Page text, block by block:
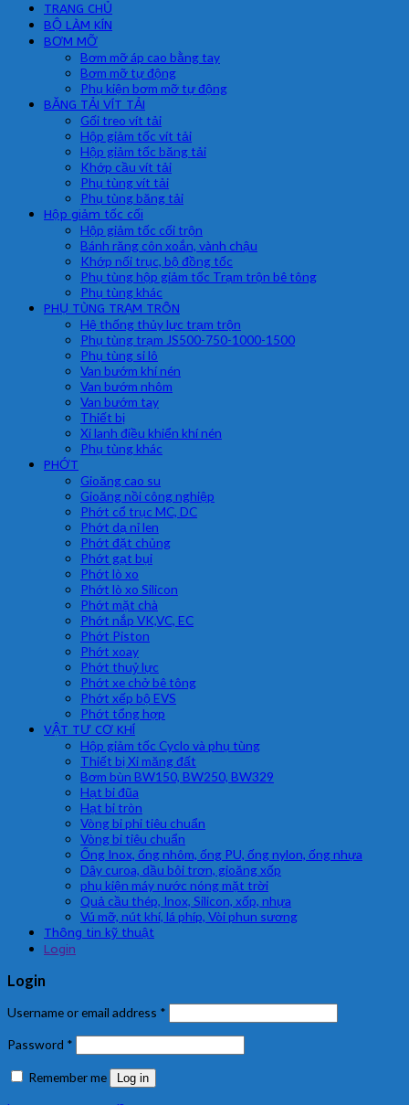
TRANG CHỦ
BỘ LÀM KÍN
BƠM MỠ
Bơm mỡ áp cao bằng tay
Bơm mỡ tự động
Phụ kiện bơm mỡ tự động
BĂNG TẢI VÍT TẢI
Gối treo vít tải
Hộp giảm tốc vít tải
Hộp giảm tốc băng tải
Khớp cầu vít tải
Phụ tùng vít tải
Phụ tùng băng tải
Hộp giảm tốc cối
Hộp giảm tốc cối trộn
Bánh răng côn xoắn, vành chậu
Khớp nối trục, bộ đồng tốc
Phụ tùng hộp giảm tốc Trạm trộn bê tông
Phụ tùng khác
PHỤ TÙNG TRẠM TRÔN
Hệ thống thủy lực trạm trộn
Phụ tùng trạm JS500-750-1000-1500
Phụ tùng si lô
Van bướm khí nén
Van bướm nhôm
Van bướm tay
Thiết bị
Xi lanh điều khiển khí nén
Phụ tùng khác
PHỚT
Gioăng cao su
Gioăng nồi công nghiệp
Phớt cổ trục MC, DC
Phớt dạ nỉ len
Phớt đặt chủng
Phớt gạt bụi
Phớt lò xo
Phớt lò xo Silicon
Phớt mặt chà
Phớt nắp VK,VC, EC
Phớt Piston
Phớt xoay
Phớt thuỷ lực
Phớt xe chở bê tông
Phớt xếp bộ EVS
Phớt tổng hợp
VẬT TƯ CƠ KHÍ
Hộp giảm tốc Cyclo và phụ tùng
Thiết bị Xi măng đất
Bơm bùn BW150, BW250, BW329
Hạt bi đũa
Hạt bi tròn
Vòng bi phi tiêu chuẩn
Vòng bi tiêu chuẩn
Ống Inox, ống nhôm, ống PU, ống nylon, ống nhựa
Dây curoa, dầu bôi trơn, gioăng xốp
phụ kiện máy nước nóng mặt trời
Quả cầu thép, Inox, Silicon, xốp, nhựa
Vú mỡ, nút khí, lá phíp, Vòi phun sương
Thông tin kỹ thuật
Login
Login
Username or email address *
Password *
Remember me Log in